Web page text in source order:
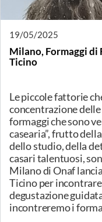
Serata di
ONAFrut ci
primaverili ed estive
20/05/2025